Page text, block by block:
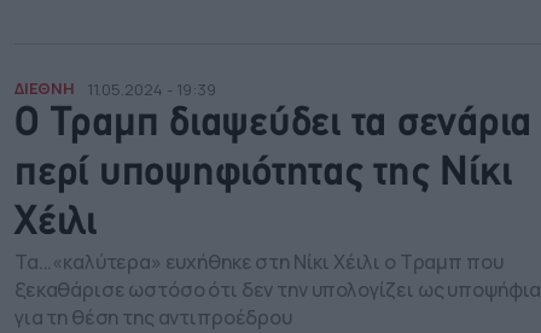
ΔΙΕΘΝΗ 11.05.2024 - 19:39
Ο Τραμπ διαψεύδει τα σενάρια
περί υποψηφιότητας της Νίκι
Χέιλι
Τα...«καλύτερα» ευχήθηκε στη Νίκι Χέιλι ο Τραμπ που
ξεκαθάρισε ωστόσο ότι δεν την υπολογίζει ως υποψήφια
για τη θέση της αντιπροέδρου